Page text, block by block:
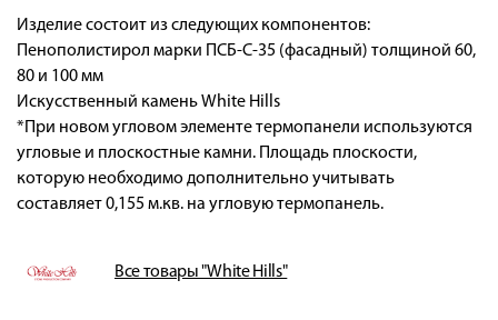
Изделие состоит из следующих компонентов:
Пенополистирол марки ПСБ-С-35 (фасадный) толщиной 60,
80 и 100 мм
Искусственный камень White Hills
*При новом угловом элементе термопанели используются
угловые и плоскостные камни. Площадь плоскости,
которую необходимо дополнительно учитывать
составляет 0,155 м.кв. на угловую термопанель.
Все товары "White Hills"